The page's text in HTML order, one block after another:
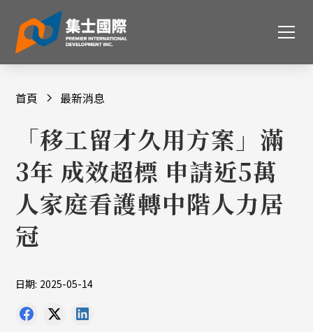
首頁 最新消息
「移工留才久用方案」滿
3年 成效超標 申請近5萬
人家庭看護轉中階人力居
冠
日期: 2025-05-14